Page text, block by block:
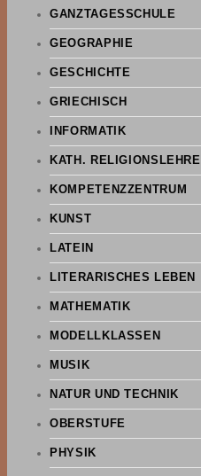
GANZTAGESSCHULE
GEOGRAPHIE
GESCHICHTE
GRIECHISCH
INFORMATIK
KATH. RELIGIONSLEHRE
KOMPETENZZENTRUM
KUNST
LATEIN
LITERARISCHES LEBEN
MATHEMATIK
MODELLKLASSEN
MUSIK
NATUR UND TECHNIK
OBERSTUFE
PHYSIK